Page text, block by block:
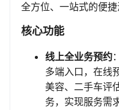
全方位、一站式的便捷
核心功能
线上全业务预约
多端入口，在线
美容、二手车评
务，实现服务需